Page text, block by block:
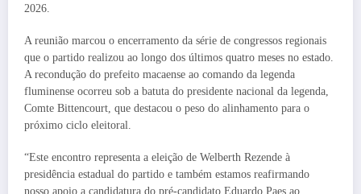
2026.
A reunião marcou o encerramento da série de congressos regionais
que o partido realizou ao longo dos últimos quatro meses no estado.
A recondução do prefeito macaense ao comando da legenda
fluminense ocorreu sob a batuta do presidente nacional da legenda,
Comte Bittencourt, que destacou o peso do alinhamento para o
próximo ciclo eleitoral.
“Este encontro representa a eleição de Welberth Rezende à
presidência estadual do partido e também estamos reafirmando
nosso apoio a candidatura do pré-candidato Eduardo Paes ao